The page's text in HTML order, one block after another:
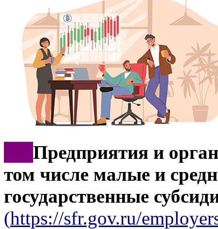
Предприятия и
том числе малые и
государственные
(https://sfr.gov.ru/